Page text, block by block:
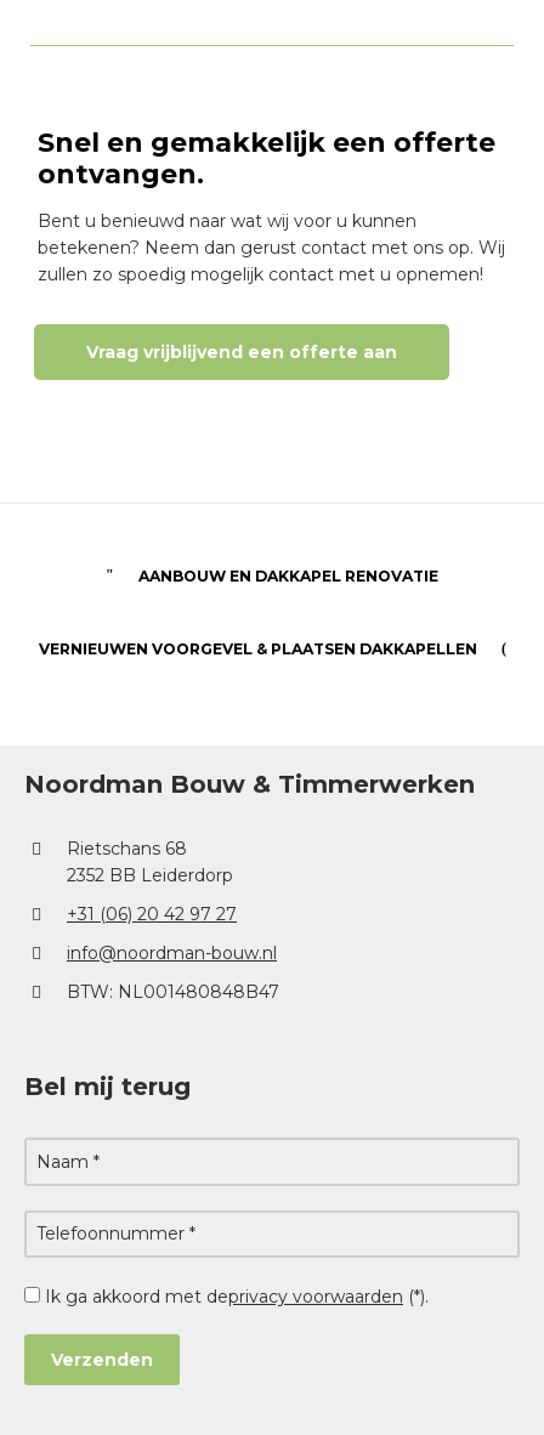
Snel en gemakkelijk een offerte
ontvangen.
Bent u benieuwd naar wat wij voor u kunnen
betekenen? Neem dan gerust contact met ons op. Wij
zullen zo spoedig mogelijk contact met u opnemen!
Vraag vrijblijvend een offerte aan
AANBOUW EN DAKKAPEL RENOVATIE
VERNIEUWEN VOORGEVEL & PLAATSEN DAKKAPELLEN
Noordman Bouw & Timmerwerken
Rietschans 68
2352 BB Leiderdorp
+31 (06) 20 42 97 27
info@noordman-bouw.nl
BTW: NL001480848B47
Bel mij terug
Ik ga akkoord met deprivacy voorwaarden (*).